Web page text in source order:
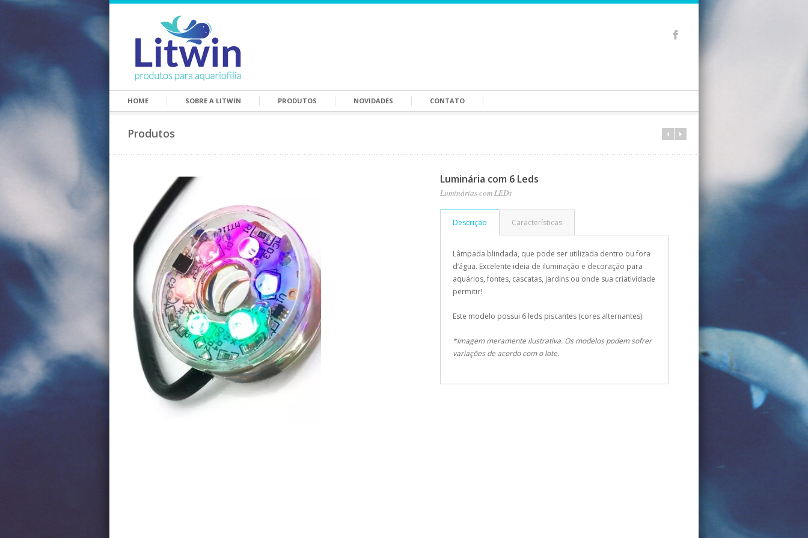
HOME SOBRE A LITWIN PRODUTOS NOVIDADES CONTATO
Produtos
Luminária com 6 Leds
Luminárias com LEDs
Descrição Características
Lâmpada blindada, que pode ser utilizada dentro ou fora
d’água. Excelente ideia de iluminação e decoração para
aquários, fontes, cascatas, jardins ou onde sua criatividade
permitir!
Este modelo possui 6 leds piscantes (cores alternantes).
*Imagem meramente ilustrativa. Os modelos podem sofrer
variações de acordo com o lote.